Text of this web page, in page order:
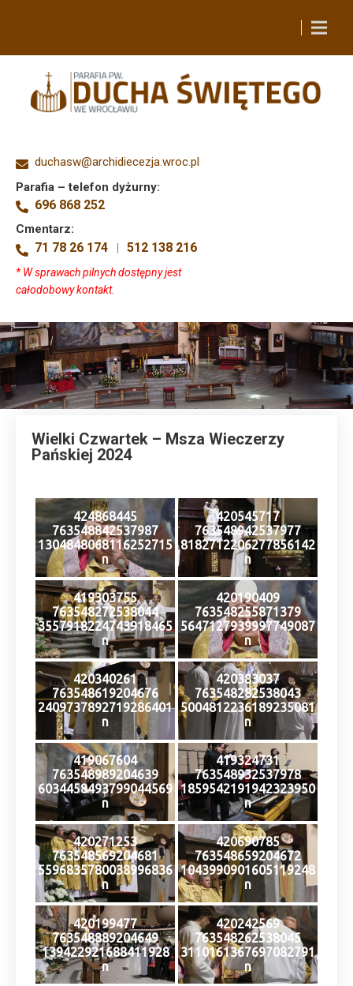
duchasw@archidiecezja.wroc.pl
Parafia – telefon dyżurny:
696 868 252
Cmentarz:
71 78 26 174 | 512 138 216
* W sprawach pilnych dostępny jest
całodobowy kontakt.
Wielki Czwartek – Msza Wieczerzy
Pańskiej 2024
424868445
763548842537987
1304848068116252715
n
420545717
763548942537977
8182712206277856142
n
419303755
763548272538044
3557918224743918465
n
420190409
763548255871379
5647127939997749087
n
420340261
763548619204676
2409737892719286401
n
420383037
763548282538043
5004812236189235081
n
419067604
763548989204639
6034458493799044569
n
419324731
763548932537978
1859542191942323950
n
420271253
763548569204681
5596835780038996836
n
420690785
763548659204672
1043990901605119248
n
420199477
763548889204649
139422921688411928
n
420242569
763548262538045
3110161367697082791
n